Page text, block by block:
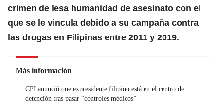
crimen de lesa humanidad de asesinato con el
que se le vincula debido a su campaña contra
las drogas en Filipinas entre 2011 y 2019.
Más información
CPI anunció que expresidente filipino está en el centro de
detención tras pasar “controles médicos”